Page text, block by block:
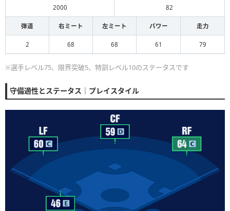
2000 82
弾道 右ミート 左ミート パワー 走力
2 68 68 61 79
※選手レベル75、限界突破5、特訓レベル10のステータスです
守備適性とステータス｜プレイスタイル